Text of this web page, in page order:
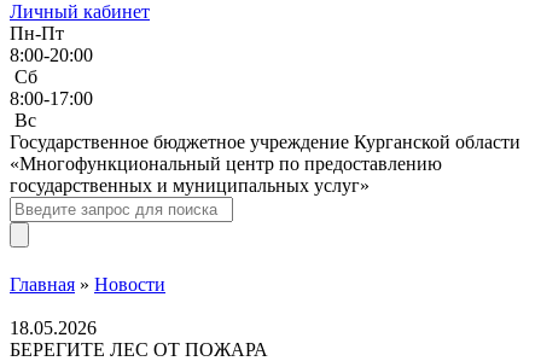
Личный кабинет
Пн-Пт
8:00-20:00
Сб
8:00-17:00
Bc
Государственное бюджетное учреждение Курганской области
«Многофункциональный центр по предоставлению
государственных и муниципальных услуг»
Главная » Новости
18.05.2026
БЕРЕГИТЕ ЛЕС ОТ ПОЖАРА